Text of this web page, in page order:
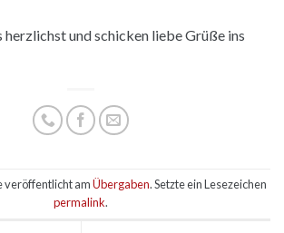
herzlichst und schicken liebe Grüße ins
veröffentlicht amÜbergaben. Setzte ein Lesezeichen
permalink.